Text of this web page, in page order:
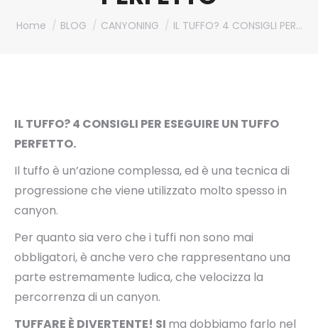
You are here:
Home BLOG CANYONING IL TUFFO? 4 CONSIGLI PER…
IL TUFFO? 4 CONSIGLI PER ESEGUIRE UN TUFFO
PERFETTO.
Il tuffo è un’azione complessa, ed è una tecnica di
progressione che viene utilizzato molto spesso in
canyon.
Per quanto sia vero che i tuffi non sono mai
obbligatori, è anche vero che rappresentano una
parte estremamente ludica, che velocizza la
percorrenza di un canyon.
TUFFARE È DIVERTENTE! SI ma dobbiamo farlo nel